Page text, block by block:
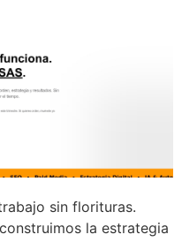
sin florituras.
la estrategia